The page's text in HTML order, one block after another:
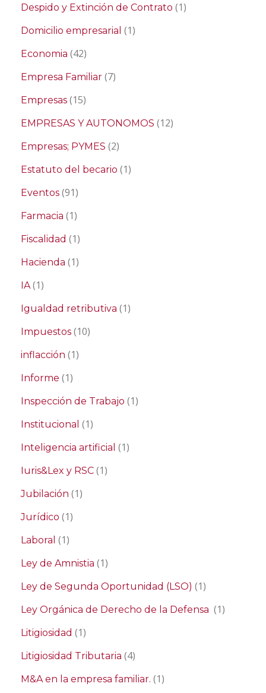
Despido y Extinción de Contrato (1)
Domicilio empresarial (1)
Economia (42)
Empresa Familiar (7)
Empresas (15)
EMPRESAS Y AUTONOMOS (12)
Empresas; PYMES (2)
Estatuto del becario (1)
Eventos (91)
Farmacia (1)
Fiscalidad (1)
Hacienda (1)
IA(1)
Igualdad retributiva (1)
Impuestos (10)
inflacción (1)
Informe (1)
Inspección de Trabajo (1)
Institucional (1)
Inteligencia artificial (1)
Iuris&Lex y RSC (1)
Jubilación (1)
Jurídico (1)
Laboral (1)
Ley de Amnistia (1)
Ley de Segunda Oportunidad (LSO) (1)
Ley Orgánica de Derecho de la Defensa (1)
Litigiosidad (1)
Litigiosidad Tributaria (4)
M&A en la empresa familiar. (1)